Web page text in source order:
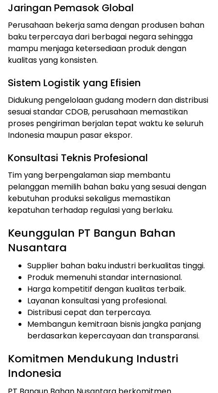
Jaringan Pemasok Global
Perusahaan bekerja sama dengan produsen bahan
baku terpercaya dari berbagai negara sehingga
mampu menjaga ketersediaan produk dengan
kualitas yang konsisten.
Sistem Logistik yang Efisien
Didukung pengelolaan gudang modern dan distribusi
sesuai standar CDOB, perusahaan memastikan
proses pengiriman berjalan tepat waktu ke seluruh
Indonesia maupun pasar ekspor.
Konsultasi Teknis Profesional
Tim yang berpengalaman siap membantu
pelanggan memilih bahan baku yang sesuai dengan
kebutuhan produksi sekaligus memastikan
kepatuhan terhadap regulasi yang berlaku.
Keunggulan PT Bangun Bahan
Nusantara
Supplier bahan baku industri berkualitas tinggi.
Produk memenuhi standar internasional.
Harga kompetitif dengan kualitas terbaik.
Layanan konsultasi yang profesional.
Distribusi cepat dan terpercaya.
Membangun kemitraan bisnis jangka panjang
berdasarkan kepercayaan dan transparansi.
Komitmen Mendukung Industri
Indonesia